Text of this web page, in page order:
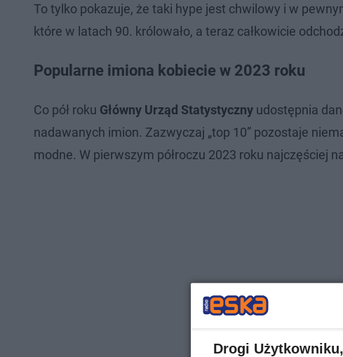
To tylko pokazuje, że taki hype jest chwilowy i w
które w latach 90. królowało, a teraz całkowicie
Popularne imiona kobiecie w 2023 roku
Co pół roku Główny Urząd Statystyczny udostępnia
nadawanych imion. Zazwyczaj „top 10” pozostaje
modne. W pierwszym półroczu 2023 roku najczęściej
Drogi Użytkowniku,